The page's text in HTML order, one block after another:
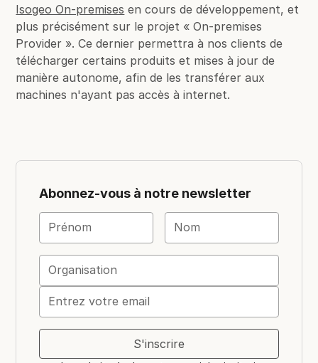
Isogeo On-premises en cours de développement, et
plus précisément sur le projet « On-premises
Provider ». Ce dernier permettra à nos clients de
télécharger certains produits et mises à jour de
manière autonome, afin de les transférer aux
machines n'ayant pas accès à internet.
Abonnez-vous à notre newsletter